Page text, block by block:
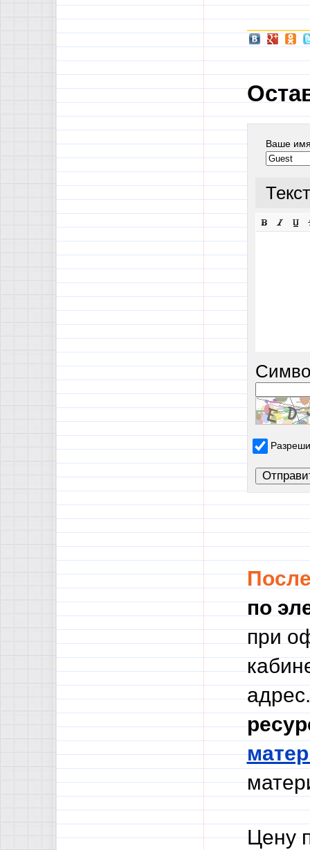
Ваше
по
при
Цену